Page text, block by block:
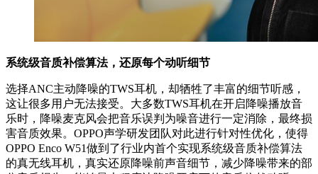
系统级音质补偿算法，还原每个动听细节
选择ANC主动降噪的TWS耳机，却牺牲了丰富的细节听感，
这让很多用户无法接受。大多数TWS耳机在开启降噪播放音
乐时，降噪麦克风会把音乐误判为噪音进行一定消除，最终损
害音质效果。OPPO声学研发团队对此进行针对性优化，使得
OPPO Enco W51做到了行业内首个实现系统级音质补偿算法
的真无线耳机，真实还原降噪前声音细节，减少降噪带来的部